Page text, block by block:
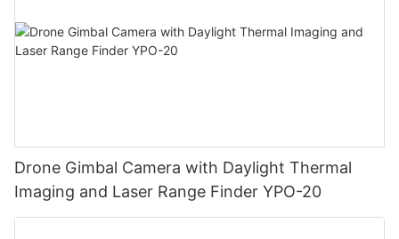
Drone Gimbal Camera with Daylight Thermal
Imaging and Laser Range Finder YPO-20